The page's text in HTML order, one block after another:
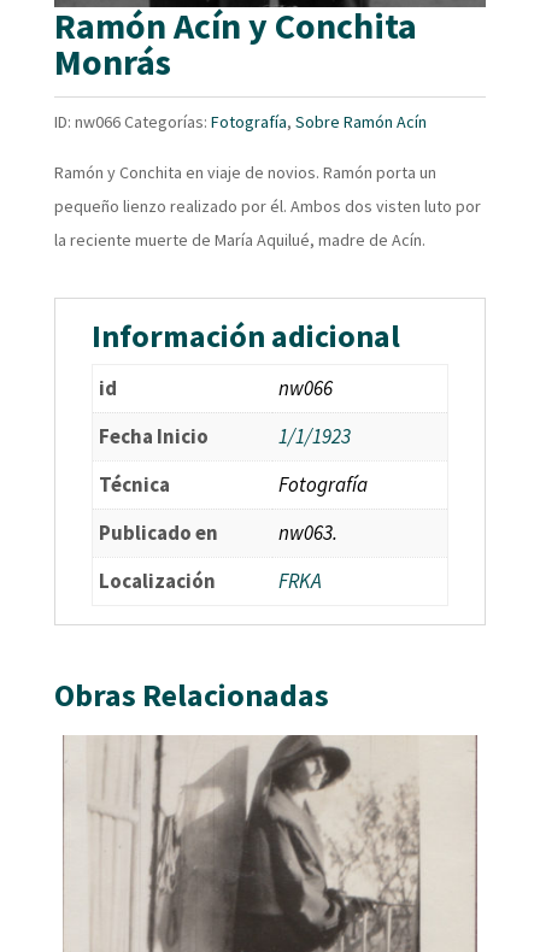
Ramón Acín y Conchita
Monrás
ID: nw066Categorías: Fotografía, Sobre Ramón Acín
Ramón y Conchita en viaje de novios. Ramón porta un
pequeño lienzo realizado por él. Ambos dos visten luto por
la reciente muerte de María Aquilué, madre de Acín.
Información adicional
id
nw066
Fecha Inicio
1/1/1923
Técnica
Fotografía
Publicado en
nw063.
Localización
FRKA
Obras Relacionadas